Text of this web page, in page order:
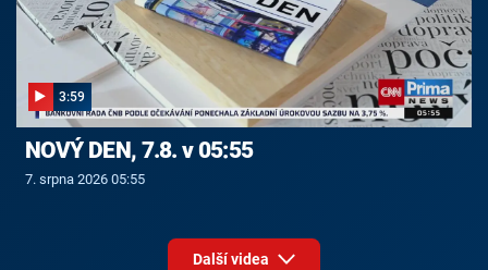
3:59
NOVÝ DEN, 7.8. v 05:55
7. srpna 2026 05:55
Další videa